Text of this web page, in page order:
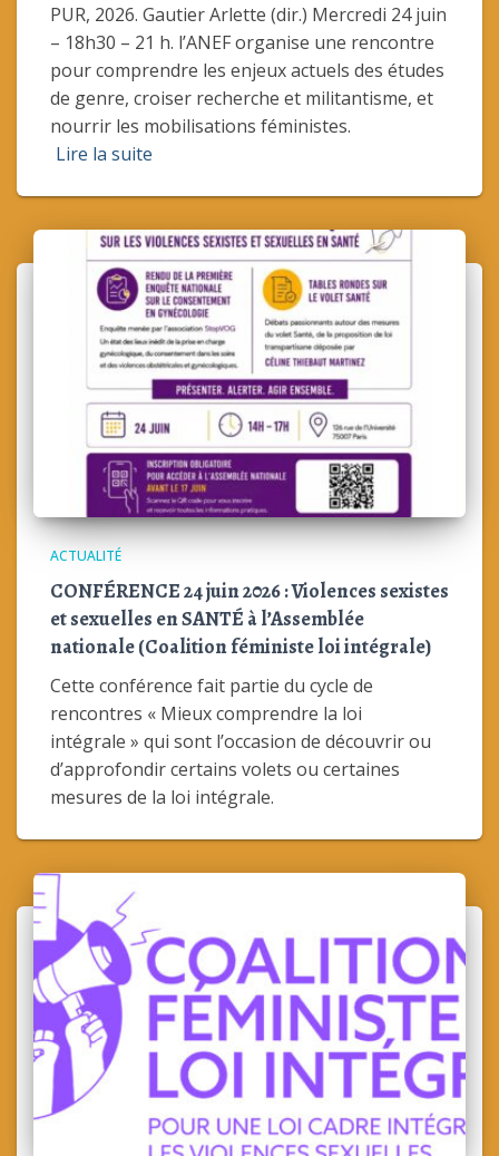
PUR, 2026. Gautier Arlette (dir.) Mercredi 24 juin
– 18h30 – 21 h. l’ANEF organise une rencontre
pour comprendre les enjeux actuels des études
de genre, croiser recherche et militantisme, et
nourrir les mobilisations féministes.
Lire la suite
ACTUALITÉ
CONFÉRENCE 24 juin 2026 : Violences sexistes
et sexuelles en SANTÉ à l’Assemblée
nationale (Coalition féministe loi intégrale)
Cette conférence fait partie du cycle de
rencontres « Mieux comprendre la loi
intégrale » qui sont l’occasion de découvrir ou
d’approfondir certains volets ou certaines
mesures de la loi intégrale.